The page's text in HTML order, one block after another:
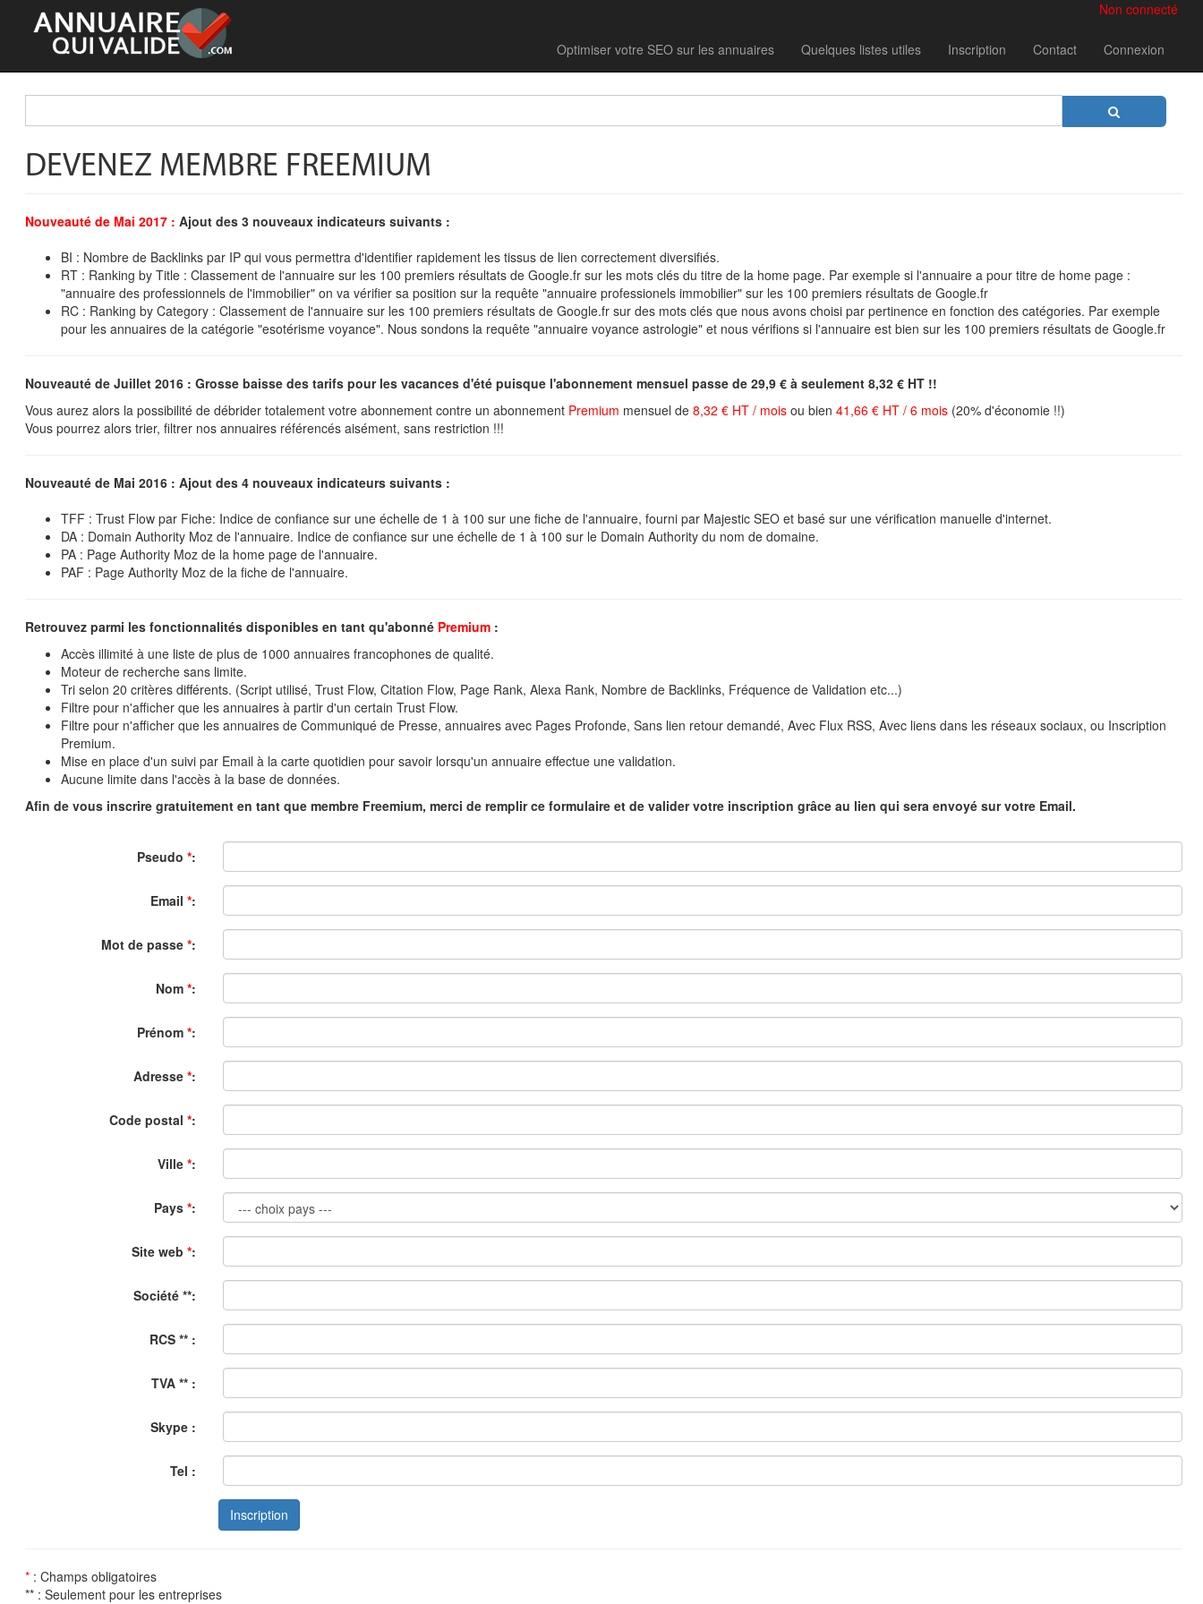
Non connecté
Optimiser votre SEO sur les annuaires Quelques listes utiles Inscription Contact Connexion
DEVENEZ MEMBRE FREEMIUM
Nouveauté de Mai 2017 : Ajout des 3 nouveaux indicateurs suivants :
BI : Nombre de Backlinks par IP qui vous permettra d'identifier rapidement les tissus de lien correctement diversifiés.
RT : Ranking by Title : Classement de l'annuaire sur les 100 premiers résultats de Google.fr sur les mots clés du titre de la home page. Par exemple si l'annuaire a pour titre de home page :
"annuaire des professionnels de l'immobilier" on va vérifier sa position sur la requête "annuaire professionels immobilier" sur les 100 premiers résultats de Google.fr
RC : Ranking by Category : Classement de l'annuaire sur les 100 premiers résultats de Google.fr sur des mots clés que nous avons choisi par pertinence en fonction des catégories. Par exemple
pour les annuaires de la catégorie "esotérisme voyance". Nous sondons la requête "annuaire voyance astrologie" et nous vérifions si l'annuaire est bien sur les 100 premiers résultats de Google.fr
Nouveauté de Juillet 2016 : Grosse baisse des tarifs pour les vacances d'été puisque l'abonnement mensuel passe de 29,9 € à seulement 8,32 € HT !!
Vous aurez alors la possibilité de débrider totalement votre abonnement contre un abonnement Premium mensuel de8,32 € HT / mois ou bien41,66 € HT / 6 mois (20% d'économie !!)
Vous pourrez alors trier, filtrer nos annuaires référencés aisément, sans restriction !!!
Nouveauté de Mai 2016 : Ajout des 4 nouveaux indicateurs suivants :
TFF : Trust Flow par Fiche: Indice de confiance sur une échelle de 1 à 100 sur une fiche de l'annuaire, fourni par Majestic SEO et basé sur une vérification manuelle d'internet.
DA : Domain Authority Moz de l'annuaire. Indice de confiance sur une échelle de 1 à 100 sur le Domain Authority du nom de domaine.
PA : Page Authority Moz de la home page de l'annuaire.
PAF : Page Authority Moz de la fiche de l'annuaire.
Retrouvez parmi les fonctionnalités disponibles en tant qu'abonné Premium :
Accès illimité à une liste de plus de 1000 annuaires francophones de qualité.
Moteur de recherche sans limite.
Tri selon 20 critères différents. (Script utilisé, Trust Flow, Citation Flow, Page Rank, Alexa Rank, Nombre de Backlinks, Fréquence de Validation etc...)
Filtre pour n'afficher que les annuaires à partir d'un certain Trust Flow.
Filtre pour n'afficher que les annuaires de Communiqué de Presse, annuaires avec Pages Profonde, Sans lien retour demandé, Avec Flux RSS, Avec liens dans les réseaux sociaux, ou Inscription
Premium.
Mise en place d'un suivi par Email à la carte quotidien pour savoir lorsqu'un annuaire effectue une validation.
Aucune limite dans l'accès à la base de données.
Afin de vous inscrire gratuitement en tant que membre Freemium, merci de remplir ce formulaire et de valider votre inscription grâce au lien qui sera envoyé sur votre Email.
Pseudo *:
Email *:
Mot de passe *:
Nom *:
Prénom *:
Adresse *:
Code postal *:
Ville *:
Pays *:
Site web *:
Société **:
RCS ** :
TVA ** :
Skype :
Tel :
* : Champs obligatoires
** : Seulement pour les entreprises